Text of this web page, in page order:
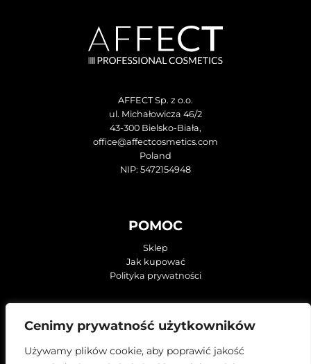
Cenimy prywatność użytkowników
Używamy plików cookie, aby poprawić jakość
AFFECT Sp. z o.o.
ul. Michałowicza 46/2
43-300 Bielsko-Biała,
office@affectcosmetics.com
Poland
NIP: 5472154948
POMOC
Sklep
Jak kupować
Polityka prywatności
O firmie